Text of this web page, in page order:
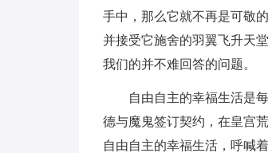
手中，那么它就不再是可敬
并接受它施舍的羽翼飞升天
我们的并不难回答的问题。
自由自主的幸福生活是
德与魔鬼签订契约，在皇宫
自由自主的幸福生活，呼喊